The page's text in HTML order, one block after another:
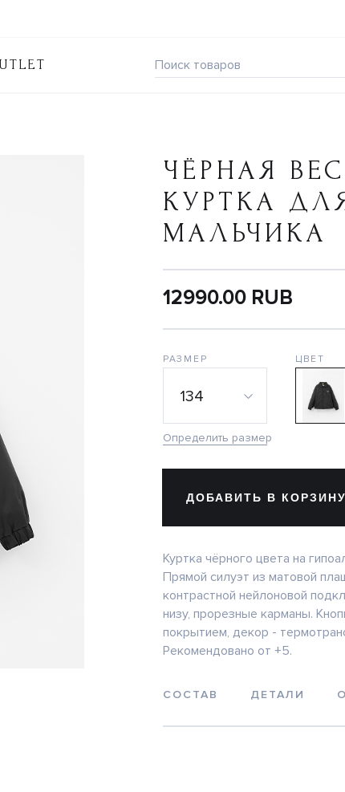
ЧЁРНАЯ
КУРТКА
МАЛЬЧИКА
12990.00 RUB
РАЗМЕР
134
Определить размер
ЦВЕТ
ДОБАВИТЬ В КОРЗИНУ
Куртка чёрного цвета на
Прямой силуэт из матовой
контрастной нейлоновой
низу, прорезные карманы.
покрытием, декор -
Рекомендовано от +5.
СОСТАВ ДЕТАЛИ